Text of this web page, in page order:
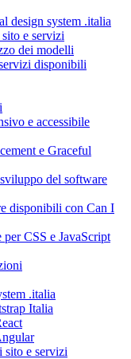
design system .italia
e servizi
dei modelli
disponibili
e accessibile
e Graceful
del software
disponibili con Can I
CSS e JavaScript
.italia
Italia
sito e servizi